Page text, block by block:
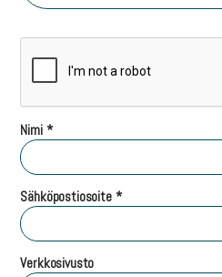
Nimi *
Sähköpostiosoite *
Verkkosivusto